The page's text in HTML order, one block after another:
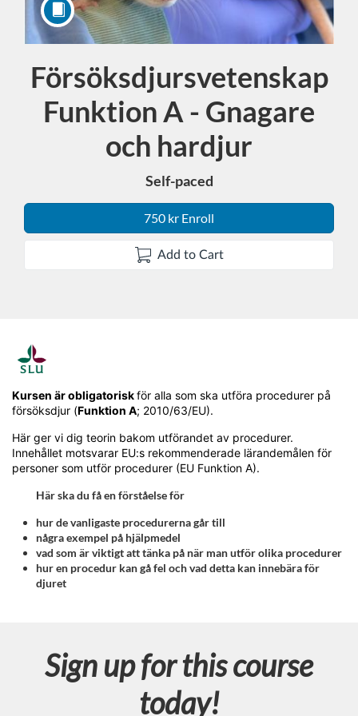
Försöksdjursvetenskap
Funktion A - Gnagare
och hardjur
Self-paced
750 kr Enroll
Add to Cart
F
u
l
l
o
Kursen är obligatoriskför alla som ska utföra procedurer på
försöksdjur (Funktion A; 2010/63/EU).
Här ger vi dig teorin bakom utförandet av procedurer.
Innehållet motsvarar EU:s rekommenderade lärandemålen för
personer som utför procedurer (EU Funktion A).
Här ska du få en förståelse för
hur de vanligaste procedurerna går till
några exempel på hjälpmedel
vad som är viktigt att tänka på när man utför olika procedurer
hur en procedur kan gå fel och vad detta kan innebära för
djuret
Sign up for this course
today!